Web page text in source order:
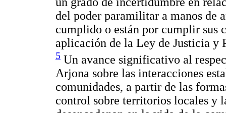
del poder paramilitar a manos de
cumplido o están por cumplir sus
aplicación de la Ley de Justicia y
5 Un avance significativo al
Arjona sobre las interacciones
comunidades, a partir de las
control sobre territorios locales y